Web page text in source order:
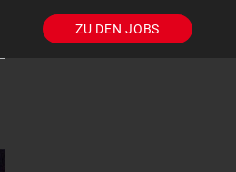
ZU DEN JOBS